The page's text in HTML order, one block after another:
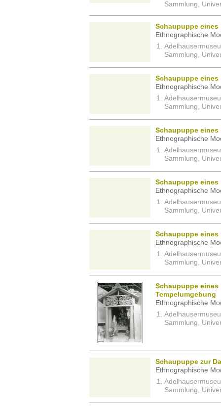
Sammlung,
Schaupuppe
Ethnographische
Sammlung,
Schaupuppe
Ethnographische
Sammlung,
Schaupuppe
Ethnographische
Sammlung,
Schaupuppe
Ethnographische
Sammlung,
Schaupuppe
Ethnographische
Sammlung,
Schaupuppe
Tempelumgebung
Ethnographische
Sammlung,
Schaupuppe zur
Ethnographische
Sammlung,